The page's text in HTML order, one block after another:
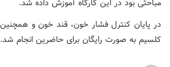
مباحثی بود در این کارگاه آموزش داده شد.
کلسیم به صورت رایگان برای حاضرین انجام شد.